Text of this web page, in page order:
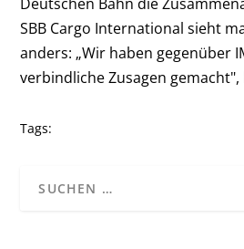
SBB Cargo International sieht
anders: „Wir haben gegenüber
verbindliche Zusagen
Tags: